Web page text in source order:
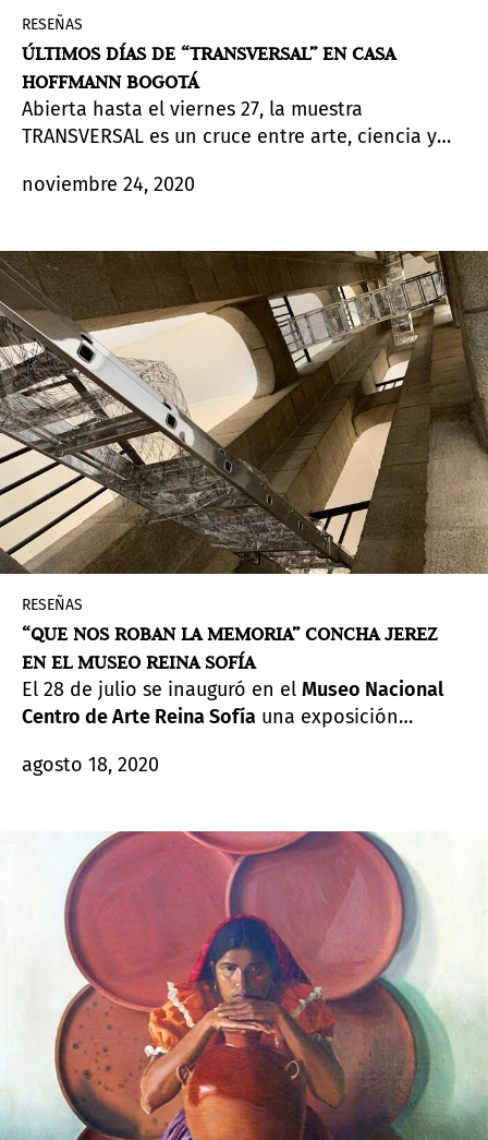
RESEÑAS
ÚLTIMOS DÍAS DE “TRANSVERSAL” EN CASA
HOFFMANN BOGOTÁ
Abierta hasta el viernes 27, la muestra
TRANSVERSAL es un cruce entre arte, ciencia y
filosófico, más allá de lo puramente técnico.
noviembre 24, 2020
RESEÑAS
“QUE NOS ROBAN LA MEMORIA” CONCHA JEREZ
EN EL MUSEO REINA SOFÍA
El 28 de julio se inauguró en el Museo Nacional
Centro de Arte Reina Sofía una exposición
(Las Palmas de Gran Canaria, 1941). Montada en
escaleras de piedra y la tercera planta del
Edificio Sabatini, el proyecto acerca a los
visitantes del museo un extenso recorrido que
va desde los años 70 ―años de formación de la
artista―hasta la actualidad. Que nos roban la
memoria,
curada porJoao Fernandeses, más allá
de su carácter regresivo, una reflexión sobre los
mecanismos de censura y represión frente a los
mecanismos de memoria. En última instancia,
una revisión histórica desde la memoria
colectiva y la memoria personal.
agosto 18, 2020